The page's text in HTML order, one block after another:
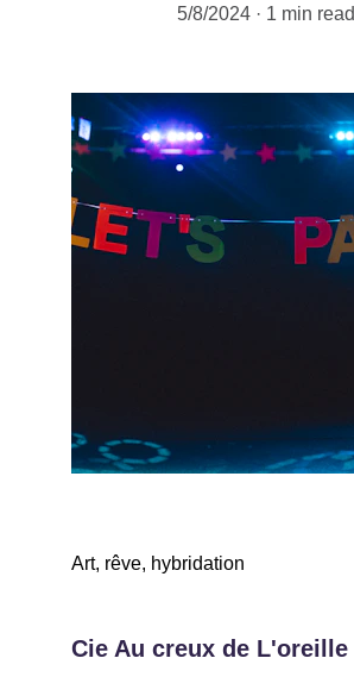
5/8/2024
1 min read
Art, rêve, hybridation
Cie Au creux de L'oreille